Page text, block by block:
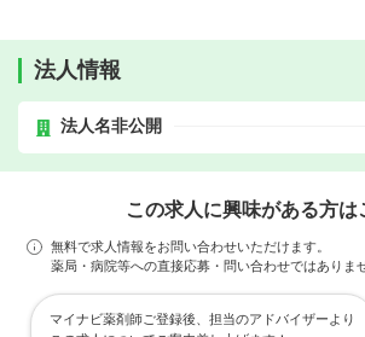
法人情報
法人名非公開
この求人に興味がある方は
無料で求人情報をお問い合わせいただけます。
薬局・病院等への直接応募・問い合わせではありま
マイナビ薬剤師ご登録後、担当のアドバイザーより